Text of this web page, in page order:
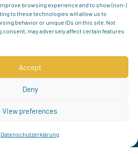
browsing experience and to show (non-)
to these technologies will allow us to
behavior or unique IDs on this site. Not
may adversely affect certain features
Accept
Deny
View preferences
Datenschutzerklärung
| Alle Rechte vorbehalten |